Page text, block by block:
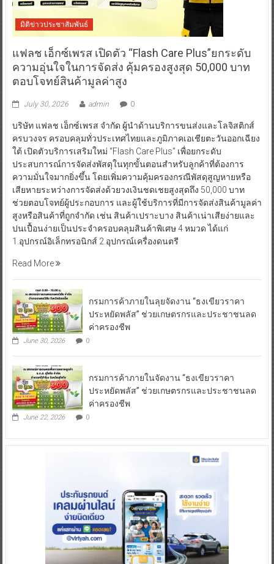
มิติข่าวประชาสัมพันธ์
แฟลช เอ็กซ์เพรส เปิดตัว “Flash Care Plus”ยกระดับ
ความอุ่นใจในการจัดส่ง คุ้มครองสูงสุด 50,000 บาท
ตอบโจทย์สินค้ามูลค่าสูง
July 30, 2026 admin 0
บริษัท แฟลช เอ็กซ์เพรส จำกัด ผู้นำด้านบริการขนส่งและโลจิสติกส์
ครบวงจร ครอบคลุมทั่วประเทศไทยและภูมิภาคเอเชียตะวันออกเฉียง
ใต้ เปิดตัวบริการเสริมใหม่ “Flash Care Plus” เพื่อยกระดับ
ประสบการณ์การจัดส่งพัสดุในทุกขั้นตอนสำหรับลูกค้าที่ต้องการ
ความมั่นใจมากยิ่งขึ้น โดยเพิ่มความคุ้มครองกรณีพัสดุสูญหายหรือ
เสียหายระหว่างการจัดส่งด้วยวงเงินชดเชยสูงสุดถึง 50,000 บาท
ช่วยตอบโจทย์ผู้ประกอบการ และผู้ใช้บริการที่มีการจัดส่งสินค้ามูลค่า
สูงหรือสินค้าที่ถูกจำกัด เช่น สินค้าเปราะบาง สินค้าเน่าเสียง่ายและ
ปนเปื้อนง่ายเป็นประจำครอบคลุมสินค้าพิเศษ 4 หมวด ได้แก่
1.อุปกรณ์อิเล็กทรอนิกส์ 2.อุปกรณ์เครื่องดนตรี
Read More
กรมการค้าภายในลุยจัดงาน “ธงเขียวราคา
ประหยัดพลัส” ช่วยเกษตรกรและประชาชนลด
ค่าครองชีพ
June 30, 2026 0
กรมการค้าภายในจัดงาน “ธงเขียวราคา
ประหยัดพลัส” ช่วยเกษตรกรและประชาชนลด
ค่าครองชีพ
June 22, 2026 0